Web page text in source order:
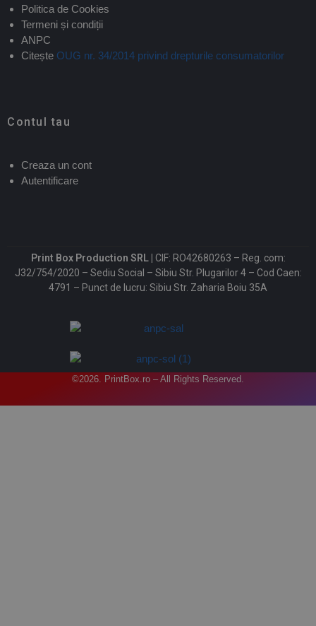
Politica de Cookies
Termeni și condiții
ANPC
Citește OUG nr. 34/2014 privind drepturile consumatorilor
Contul tau
Creaza un cont
Autentificare
Print Box Production SRL | CIF: RO42680263 – Reg. com:
J32/754/2020 – Sediu Social – Sibiu Str. Plugarilor 4 – Cod Caen:
4791 – Punct de lucru: Sibiu Str. Zaharia Boiu 35A
©2026. PrintBox.ro – All Rights Reserved.